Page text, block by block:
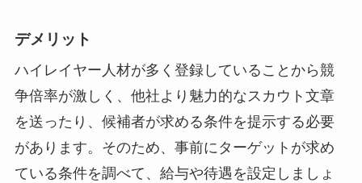
デメリット
ハイレイヤー人材が多く登録していることから競
争倍率が激しく、他社より魅力的なスカウト文章
を送ったり、候補者が求める条件を提示する必要
があります。そのため、事前にターゲットが求め
ている条件を調べて、給与や待遇を設定しましょ